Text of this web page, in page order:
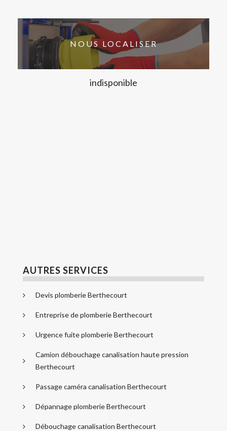
NOUS LOCALISER
indisponible
AUTRES SERVICES
Devis plomberie Berthecourt
Entreprise de plomberie Berthecourt
Urgence fuite plomberie Berthecourt
Camion débouchage canalisation haute pression
Berthecourt
Passage caméra canalisation Berthecourt
Dépannage plomberie Berthecourt
Débouchage canalisation Berthecourt